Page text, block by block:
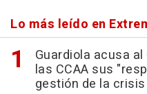
Lo más leído en
Guardiola acusa
las CCAA sus
gestión de la